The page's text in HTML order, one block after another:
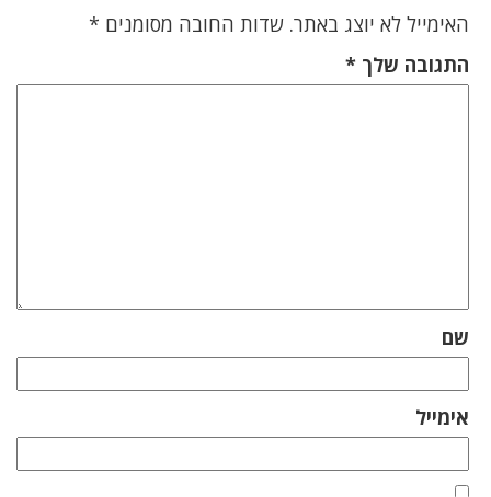
האימייל לא יוצג באתר. שדות החובה מסומנים *
התגובה שלך *
שם
אימייל